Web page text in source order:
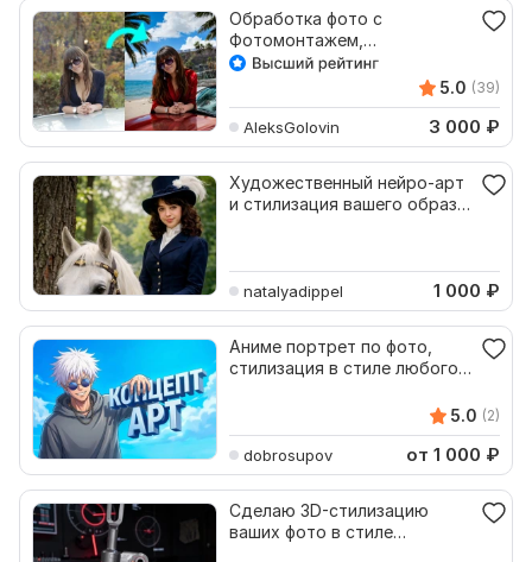
Обработка фото с
Фотомонтажем,
Стилизацией и заменой фона
5.0 (39)
AleksGolovin 3 000 ₽
Художественный нейро-арт
и стилизация вашего образа
natalyadippel 1 000 ₽
Аниме портрет по фото,
стилизация в стиле любого
5.0 (2)
dobrosupov от 1 000 ₽
Сделаю 3D-стилизацию
ваших фото в стиле